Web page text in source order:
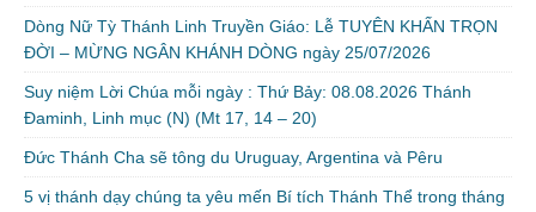
Dòng Nữ Tỳ Thánh Linh Truyền Giáo: Lễ TUYÊN KHẤN TRỌN
ĐỜI – MỪNG NGÂN KHÁNH DÒNG ngày 25/07/2026
Suy niệm Lời Chúa mỗi ngày : Thứ Bảy: 08.08.2026 Thánh
Đaminh, Linh mục (N) (Mt 17, 14 – 20)
Đức Thánh Cha sẽ tông du Uruguay, Argentina và Pêru
5 vị thánh dạy chúng ta yêu mến Bí tích Thánh Thể trong tháng